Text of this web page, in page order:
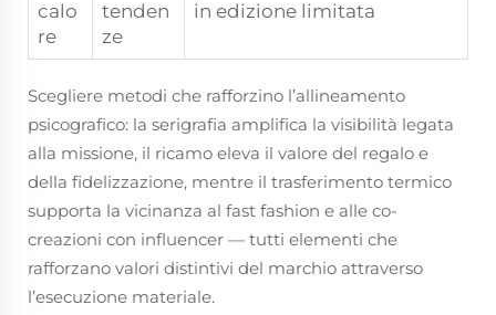
calo
re
tenden
ze
in edizione limitata
Scegliere metodi che rafforzino l’allineamento
psicografico: la serigrafia amplifica la visibilità legata
alla missione, il ricamo eleva il valore del regalo e
della fidelizzazione, mentre il trasferimento termico
supporta la vicinanza al fast fashion e alle co-
creazioni con influencer — tutti elementi che
rafforzano valori distintivi del marchio attraverso
l’esecuzione materiale.